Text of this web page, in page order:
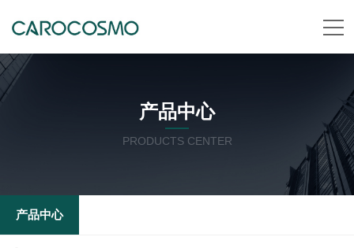
产品中心
PRODUCTS CENTER
产品中心